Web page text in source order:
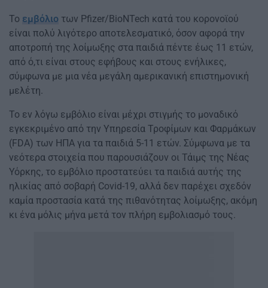
Το εμβόλιο των Pfizer/BioNTech κατά του κορονοϊού
είναι πολύ λιγότερο αποτελεσματικό, όσον αφορά την
αποτροπή της λοίμωξης στα παιδιά πέντε έως 11 ετών,
από ό,τι είναι στους εφήβους και στους ενήλικες,
σύμφωνα με μια νέα μεγάλη αμερικανική επιστημονική
μελέτη.
Το εν λόγω εμβόλιο είναι μέχρι στιγμής το μοναδικό
εγκεκριμένο από την Υπηρεσία Τροφίμων και Φαρμάκων
(FDA) των ΗΠΑ για τα παιδιά 5-11 ετών. Σύμφωνα με τα
νεότερα στοιχεία που παρουσιάζουν οι Τάιμς της Νέας
Υόρκης, το εμβόλιο προστατεύει τα παιδιά αυτής της
ηλικίας από σοβαρή Covid-19, αλλά δεν παρέχει σχεδόν
καμία προστασία κατά της πιθανότητας λοίμωξης, ακόμη
κι ένα μόλις μήνα μετά τον πλήρη εμβολιασμό τους.